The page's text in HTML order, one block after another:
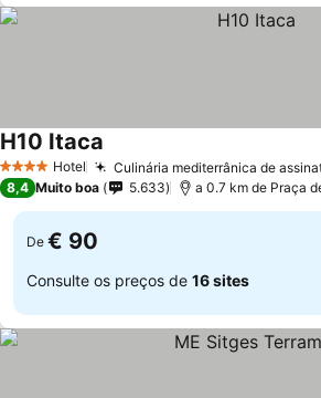
4 EstrelasHotel Culinária mediterrânica de
H10 Itaca
8,4 Muito boa 5.633 a 0.7 km de Praça
De € 90
Consulte os preços de 16 sites